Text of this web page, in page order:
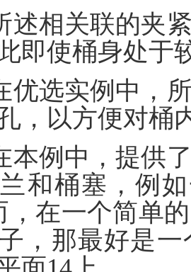
述相关联的夹
即使桶身处于
优选实例中，
，以方便对桶
本例中，提供
和桶塞，例
，在一个简单
，那最好是